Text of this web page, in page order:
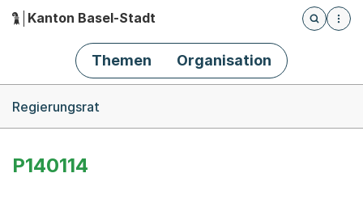
Hauptnavigation
Kanton Basel-Stadt
Öffnet
Themen Organisation
Regierungsrat
P140114